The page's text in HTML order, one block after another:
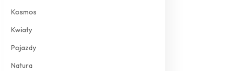
Kosmos
Kwiaty
Pojazdy
Natura